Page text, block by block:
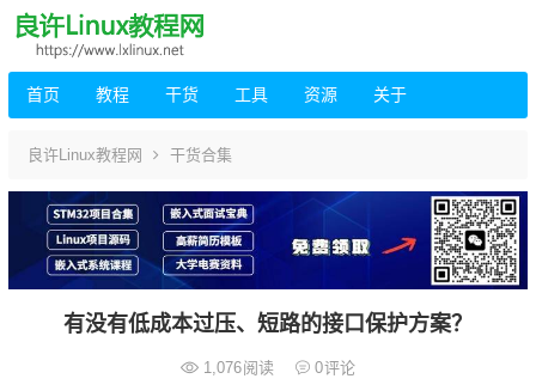
首页 教程 干货 工具 资源 关于
良许Linux教程网 干货合集
有没有低成本过压、短路的接口保护方案？
1,076阅读 0评论